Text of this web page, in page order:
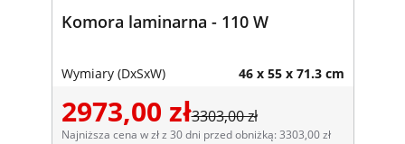
Komora laminarna - 110 W
Wymiary (DxSxW) 46 x 55 x 71.3 cm
2973,00 zł3303,00 zł
Najniższa cena w zł z 30 dni przed obniżką: 3303,00 zł